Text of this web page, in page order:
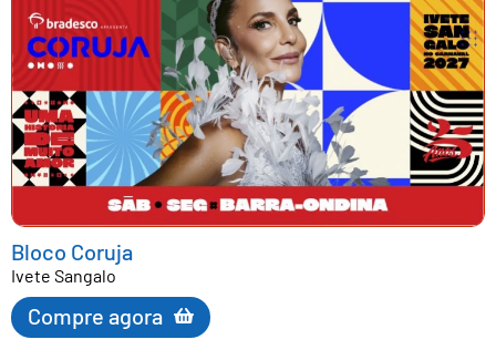
Bloco Coruja
Ivete Sangalo
Compre agora